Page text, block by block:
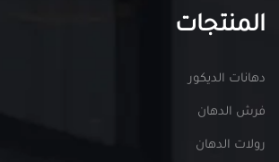
المنتجات
دهانات الديكور
فرش الدهان
رولات الدهان